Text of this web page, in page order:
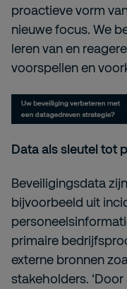
proactieve vorm
nieuwe focus. We
leren van en
voorspellen en
Data als sleutel tot
Beveiligingsdata
bijvoorbeeld uit
primaire
externe bronnen
stakeholders.